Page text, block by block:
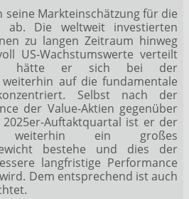
seine Markteinschätzung für die
ab. Die weltweit investierten
zu langen Zeitraum hinweg
US-Wachstumswerte verteilt
hätte er sich bei der
auf die fundamentale
Selbst nach der
der Value-Aktien gegenüber
Auftaktquartal ist er der
weiterhin ein großes
bestehe und dies der
langfristige Performance
Dem entsprechend ist auch